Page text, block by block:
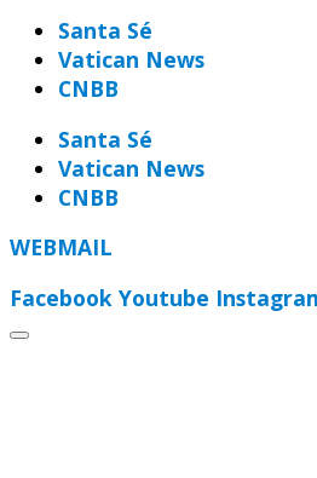
Santa Sé
Vatican News
CNBB
Santa Sé
Vatican News
CNBB
WEBMAIL
Facebook Youtube